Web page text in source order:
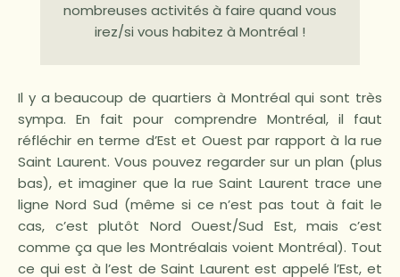
nombreuses activités à faire quand vous
irez/si vous habitez à Montréal !
Il y a beaucoup de quartiers à Montréal qui sont très
sympa. En fait pour comprendre Montréal, il faut
réfléchir en terme d’Est et Ouest par rapport à la rue
Saint Laurent. Vous pouvez regarder sur un plan (plus
bas), et imaginer que la rue Saint Laurent trace une
ligne Nord Sud (même si ce n’est pas tout à fait le
cas, c’est plutôt Nord Ouest/Sud Est, mais c’est
comme ça que les Montréalais voient Montréal). Tout
ce qui est à l’est de Saint Laurent est appelé l’Est, et